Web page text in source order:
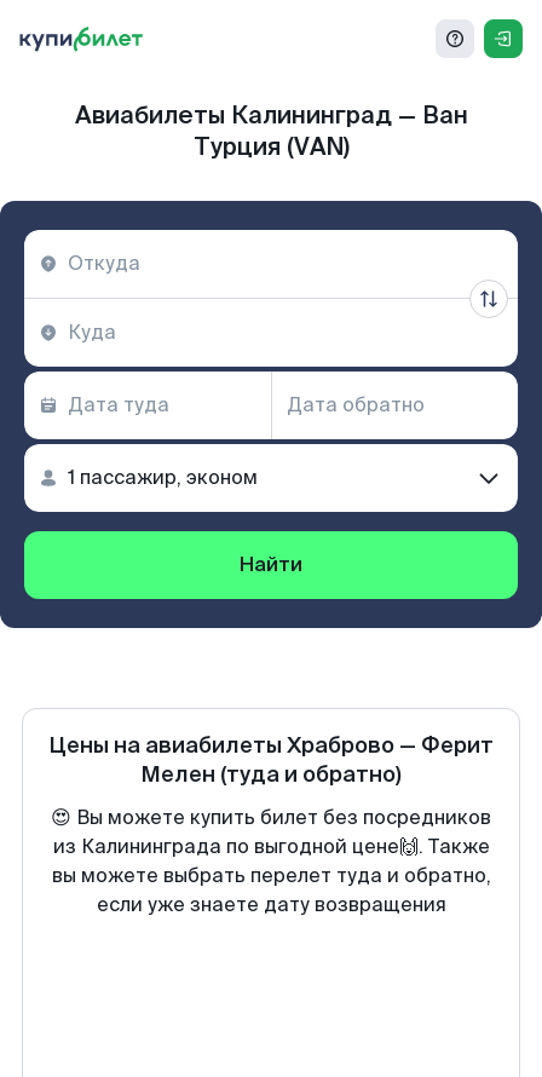
Авиабилеты Калининград — Ван
Турция (VAN)
Найти
Цены на авиабилеты Храброво — Ферит
Мелен (туда и обратно)
😍 Вы можете купить билет без посредников
из Калининграда по выгодной цене🙌. Также
вы можете выбрать перелет туда и обратно,
если уже знаете дату возвращения